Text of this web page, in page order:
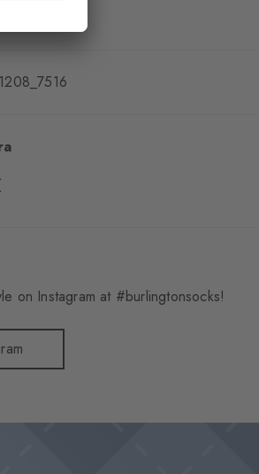
on Instagram at #burlingtonsocks!